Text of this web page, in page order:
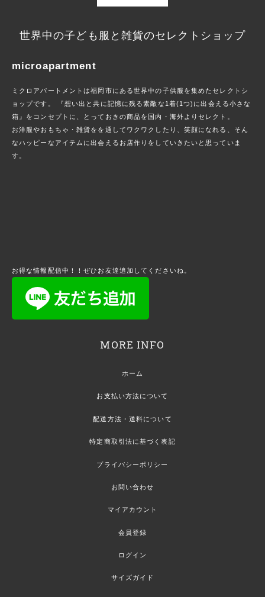
世界中の子ども服と雑貨のセレクトショップ
microapartment
ミクロアパートメントは福岡市にある世界中の子供服を集めたセレクトシ
ョップです。 『想い出と共に記憶に残る素敵な1着(1つ)に出会える小さな
箱』をコンセプトに、とっておきの商品を国内・海外よりセレクト。
お洋服やおもちゃ・雑貨をを通してワクワクしたり、笑顔になれる、そん
なハッピーなアイテムに出会えるお店作りをしていきたいと思っていま
す。
お得な情報配信中！！ぜひお友達追加してくださいね。
MORE INFO
ホーム
お支払い方法について
配送方法・送料について
特定商取引法に基づく表記
プライバシーポリシー
お問い合わせ
マイアカウント
会員登録
ログイン
サイズガイド